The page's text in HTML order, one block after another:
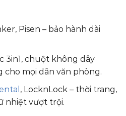
Pisen – bảo hành dài
3in1, chuột không dây
cho mọi dân văn phòng.
, LocknLock – thời trang,
nhiệt vượt trội.